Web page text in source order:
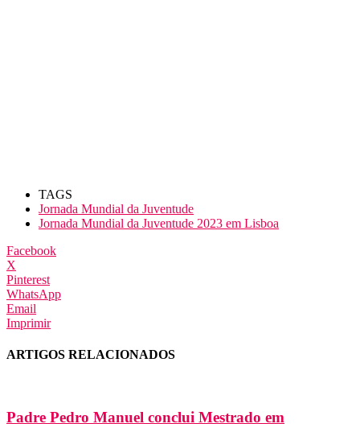
TAGS
Jornada Mundial da Juventude
Jornada Mundial da Juventude 2023 em Lisboa
Facebook
X
Pinterest
WhatsApp
Email
Imprimir
ARTIGOS RELACIONADOS
Padre Pedro Manuel conclui Mestrado em